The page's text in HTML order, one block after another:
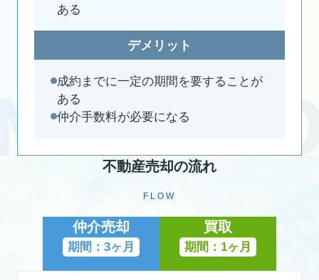
ある
デメリット
成約までに一定の期間を要することが
ある
仲介手数料が必要になる
不動産売却の流れ
FLOW
仲介売却
期間：3ヶ月
買取
期間：1ヶ月